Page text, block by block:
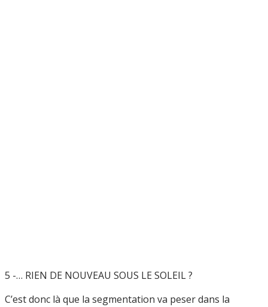
5 -… RIEN DE NOUVEAU SOUS LE SOLEIL ?
C’est donc là que la segmentation va peser dans la